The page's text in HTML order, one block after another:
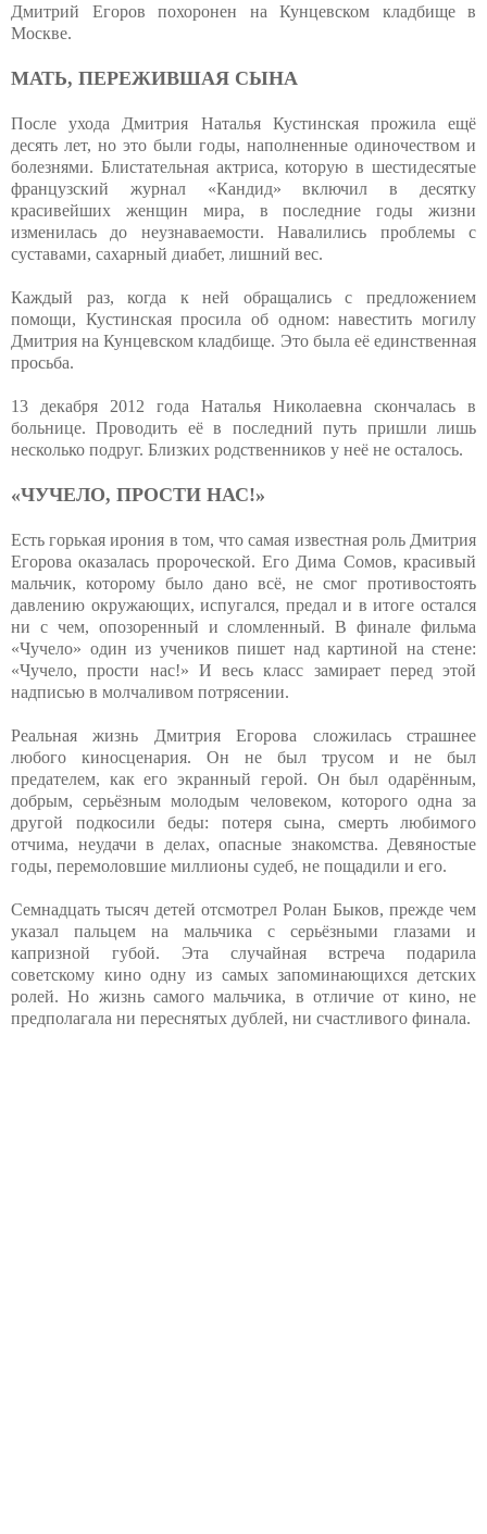
Дмитрий Егоров похоронен на Кунцевском кладбище в
Москве.
МАТЬ, ПЕРЕЖИВШАЯ СЫНА
После ухода Дмитрия Наталья Кустинская прожила ещё
десять лет, но это были годы, наполненные одиночеством и
болезнями. Блистательная актриса, которую в шестидесятые
французский журнал «Кандид» включил в десятку
красивейших женщин мира, в последние годы жизни
изменилась до неузнаваемости. Навалились проблемы с
суставами, сахарный диабет, лишний вес.
Каждый раз, когда к ней обращались с предложением
помощи, Кустинская просила об одном: навестить могилу
Дмитрия на Кунцевском кладбище. Это была её единственная
просьба.
13 декабря 2012 года Наталья Николаевна скончалась в
больнице. Проводить её в последний путь пришли лишь
несколько подруг. Близких родственников у неё не осталось.
«ЧУЧЕЛО, ПРОСТИ НАС!»
Есть горькая ирония в том, что самая известная роль Дмитрия
Егорова оказалась пророческой. Его Дима Сомов, красивый
мальчик, которому было дано всё, не смог противостоять
давлению окружающих, испугался, предал и в итоге остался
ни с чем, опозоренный и сломленный. В финале фильма
«Чучело» один из учеников пишет над картиной на стене:
«Чучело, прости нас!» И весь класс замирает перед этой
надписью в молчаливом потрясении.
Реальная жизнь Дмитрия Егорова сложилась страшнее
любого киносценария. Он не был трусом и не был
предателем, как его экранный герой. Он был одарённым,
добрым, серьёзным молодым человеком, которого одна за
другой подкосили беды: потеря сына, смерть любимого
отчима, неудачи в делах, опасные знакомства. Девяностые
годы, перемоловшие миллионы судеб, не пощадили и его.
Семнадцать тысяч детей отсмотрел Ролан Быков, прежде чем
указал пальцем на мальчика с серьёзными глазами и
капризной губой. Эта случайная встреча подарила
советскому кино одну из самых запоминающихся детских
ролей. Но жизнь самого мальчика, в отличие от кино, не
предполагала ни переснятых дублей, ни счастливого финала.